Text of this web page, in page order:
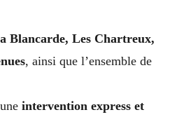
Blancarde, Les Chartreux,
, ainsi que l’ensemble de
intervention express et